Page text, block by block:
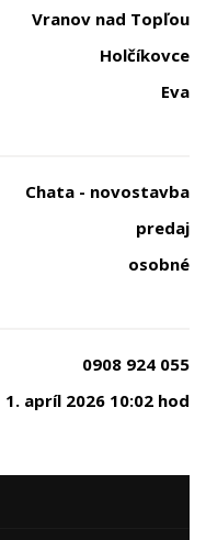
Vranov nad Topľou
Holčíkovce
Eva
Chata - novostavba
predaj
osobné
0908 924 055
1. apríl 2026 10:02 hod